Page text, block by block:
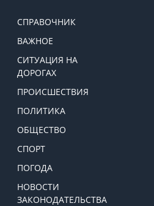
СПРАВОЧНИК
ВАЖНОЕ
СИТУАЦИЯ НА
ДОРОГАХ
ПРОИСШЕСТВИЯ
ПОЛИТИКА
ОБЩЕСТВО
СПОРТ
ПОГОДА
НОВОСТИ
ЗАКОНОДАТЕЛЬСТВА